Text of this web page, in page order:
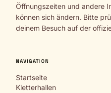
Öffnungszeiten und andere
können sich ändern. Bitte
deinem Besuch auf der
NAVIGATION
Startseite
Kletterhallen